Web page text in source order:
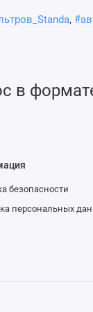
она прижимает
любые винты
,
в
безопасности
персональных